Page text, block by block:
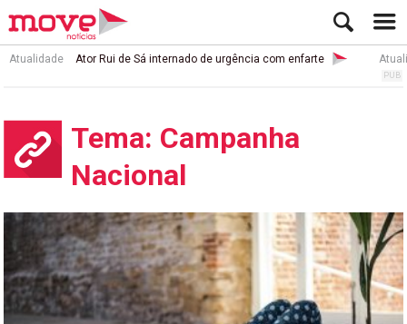
Atualidade Ator Rui de Sá internado de urgência com enfarte
Tema: Campanha
Nacional